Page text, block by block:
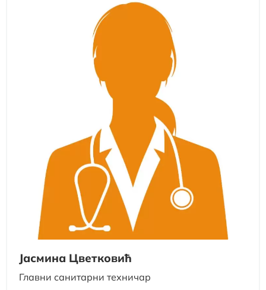
Јасмина Цветковић
Главни санитарни техничар